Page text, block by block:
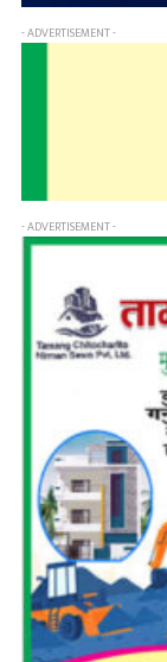
- ADVERTISEMENT -
- ADVERTISEMENT -